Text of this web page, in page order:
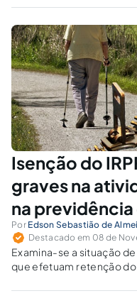
no rol do art. 6.º, inciso
22/12/1988.
Isenção do
graves na
na
Por Edson Sebastião de
Destacado em 08 de
Examina-se a situação
que efetuam retenção
modalidade PGBL e o